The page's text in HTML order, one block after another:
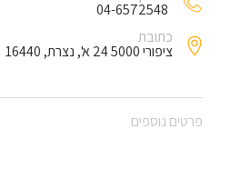
04-6572548
כתובת
ציפורי 5000 24 א', נצרת, 16440
פרטים נוספים